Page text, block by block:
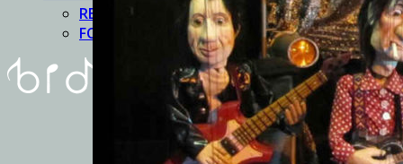
REUNIóN
FORMULARIO